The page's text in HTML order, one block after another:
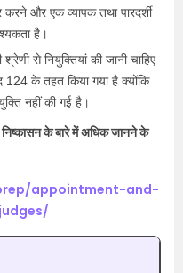
करने और एक व्यापक तथा पारदर्शी
है।
श्रेणी से नियुक्तियां की जानी चाहिए
124 के तहत किया गया है क्योंकि
नहीं की गई है।
के बारे में अधिक जानने के
appointment-and-